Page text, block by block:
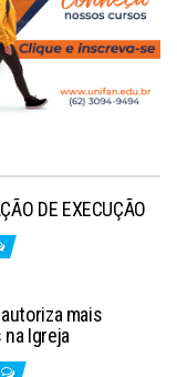
DE EXECUÇÃO
mais
Igreja